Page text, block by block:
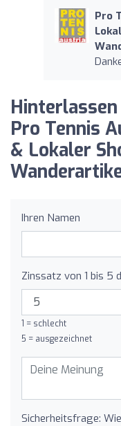
Pro
Pro Tennis
& Lokaler
Ihren Namen
Zinssatz von 1 bis 5
1 = schlecht
5 = ausgezeichnet
Sicherheitsfrage: